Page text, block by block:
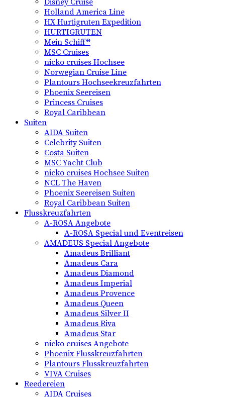
Disney Cruise
Holland America Line
HX Hurtigruten Expedition
HURTIGRUTEN
Mein Schiff®
MSC Cruises
nicko cruises Hochsee
Norwegian Cruise Line
Plantours Hochseekreuzfahrten
Phoenix Seereisen
Princess Cruises
Royal Caribbean
Suiten
AIDA Suiten
Celebrity Suiten
Costa Suiten
MSC Yacht Club
nicko cruises Hochsee Suiten
NCL The Haven
Phoenix Seereisen Suiten
Royal Caribbean Suiten
Flusskreuzfahrten
A-ROSA Angebote
A-ROSA Special und Eventreisen
AMADEUS Special Angebote
Amadeus Brilliant
Amadeus Cara
Amadeus Diamond
Amadeus Imperial
Amadeus Provence
Amadeus Queen
Amadeus Silver II
Amadeus Riva
Amadeus Star
nicko cruises Angebote
Phoenix Flusskreuzfahrten
Plantours Flusskreuzfahrten
VIVA Cruises
Reedereien
AIDA Cruises